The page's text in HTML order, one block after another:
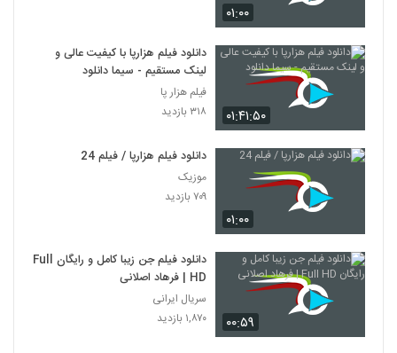
۰۱:۰۰
۰۱:۴۱:۵۰
دانلود فیلم هزارپا با کیفیت عالی و
لینک مستقیم - سیما دانلود
فیلم هزار پا
۳۱۸ بازدید
۰۱:۰۰
دانلود فیلم هزارپا / فیلم 24
موزیک
۷۰۹ بازدید
۰۰:۵۹
دانلود فیلم جن زیبا کامل و رایگان Full
HD | فرهاد اصلانی
سریال ایرانی
۱,۸۷۰ بازدید